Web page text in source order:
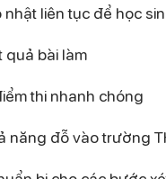
liên tục để học
quả bài làm
thi nhanh chóng
năng đỗ vào trường